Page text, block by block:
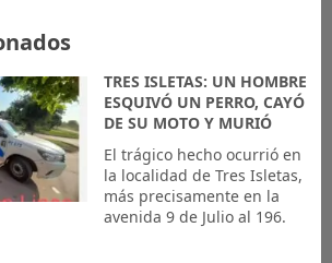
TRES ISLETAS: UN HOMBRE
ESQUIVÓ UN PERRO, CAYÓ
DE SU MOTO Y MURIÓ
El trágico hecho ocurrió en
la localidad de Tres Isletas,
más precisamente en la
avenida 9 de Julio al 196.